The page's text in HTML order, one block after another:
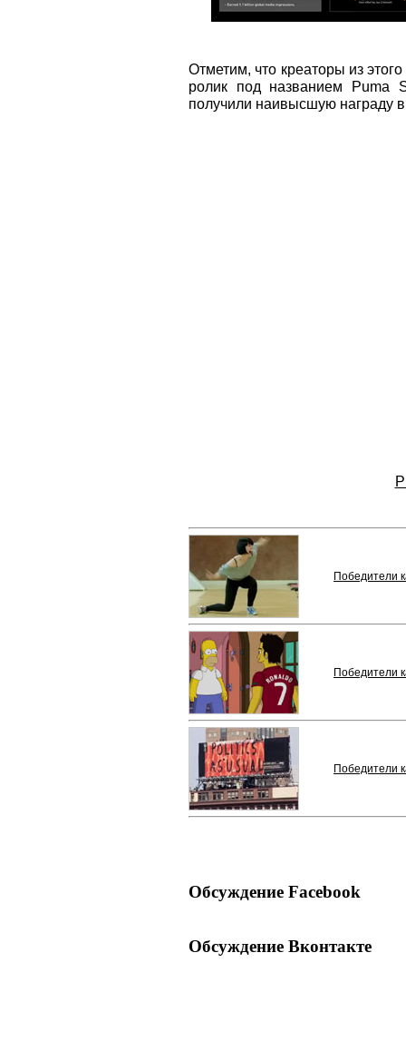
Отметим, что креаторы из
ролик под названием Puma
получили наивысшую награду
Победители
Победители
Победители
Обсуждение Facebook
Обсуждение Вконтакте